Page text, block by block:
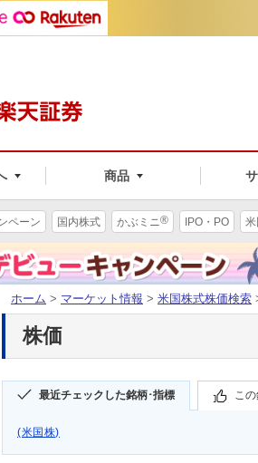
商品
ペーン 国内株式 かぶミニ® IPO・PO
ホーム > マーケット情報 > 米国株式株価検索
株価
最近チェックした銘柄･指標 こ
(米国株)